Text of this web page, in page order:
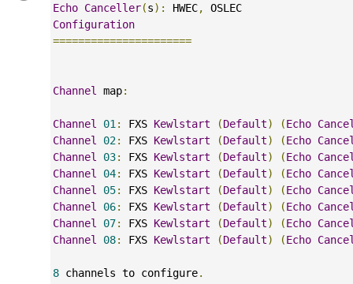
Echo Canceller(s): HWEC,
OSLEC
Configuration
======================
Channel map:
Channel 01 : FXS Kewlstart (Default) (Echo
Channel
02: FXS Kewlstart (Default) (Echo
Channel
03: FXS Kewlstart (Default) (Echo
Channel
04: FXS Kewlstart (Default) (Echo
Channel
05: FXS Kewlstart (Default) (Echo
Channel
06: FXS Kewlstart (Default) (Echo
Channel
07: FXS Kewlstart (Default) (Echo
Channel
08: FXS Kewlstart (Default) (Echo
8 channels to configure.